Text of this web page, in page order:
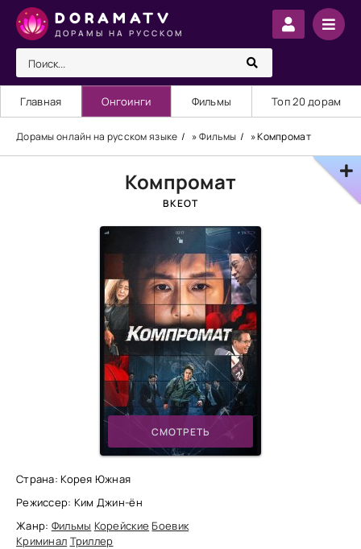
DORAMATV
ДОРАМЫ НА РУССКОМ
Главная Онгоинги Фильмы Топ 20 дорам
Дорамы онлайн на русском языке »Фильмы » Компромат
Компромат
BKEOT
СМОТРЕТЬ
Страна: Корея Южная
Режиссер: Ким Джин-ён
Жанр: Фильмы Корейские Боевик
Криминал Триллер